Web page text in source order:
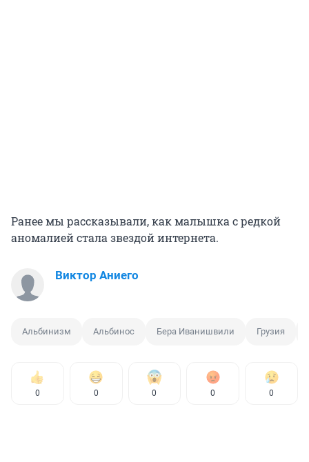
Ранее мы рассказывали, как малышка с редкой
аномалией стала звездой интернета.
Виктор Аниего
Альбинизм Альбинос Бера Иванишвили Грузия
0 0 0 0 0